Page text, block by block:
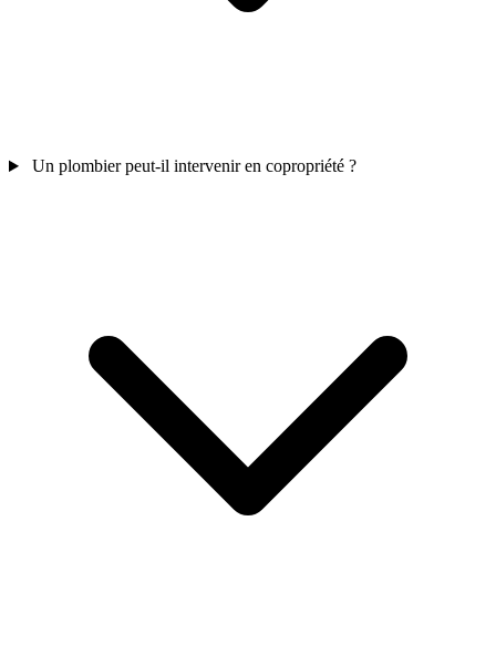
Un plombier peut-il intervenir en copropriété ?